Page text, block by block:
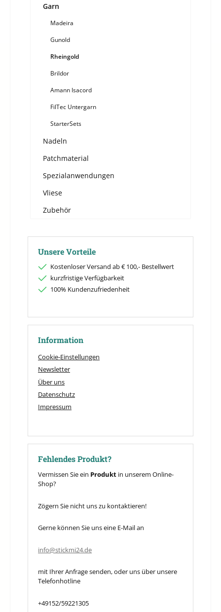
Garn
Madeira
Gunold
Rheingold
Brildor
Amann Isacord
FilTec Untergarn
StarterSets
Nadeln
Patchmaterial
Spezialanwendungen
Vliese
Zubehör
Unsere Vorteile
Kostenloser Versand ab € 100,- Bestellwert
kurzfristige Verfügbarkeit
100% Kundenzufriedenheit
Information
Cookie-Einstellungen
Newsletter
Über uns
Datenschutz
Impressum
Fehlendes Produkt?
Vermissen Sie ein Produkt in unserem Online-
Shop?
Zögern Sie nicht uns zu kontaktieren!
Gerne können Sie uns eine E-Mail an
info@stickmi24.de
mit Ihrer Anfrage senden, oder uns über unsere
Telefonhotline
+49152/59221305